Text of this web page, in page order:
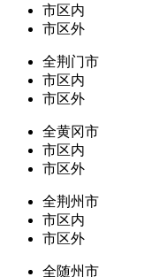
市区内
市区外
全荆门市
市区内
市区外
全黄冈市
市区内
市区外
全荆州市
市区内
市区外
全随州市